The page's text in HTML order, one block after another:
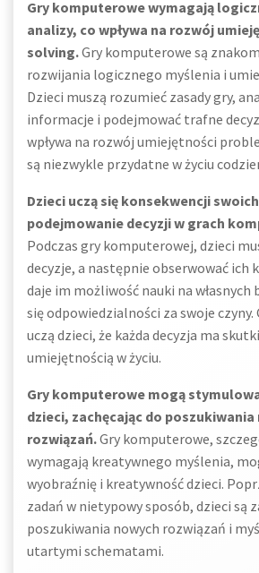
Gry komputerowe wymagają
analizy, co wpływa na rozwój
solving.Gry komputerowe są
rozwijania logicznego myślenia i
Dzieci muszą rozumieć zasady gry,
informacje i podejmować trafne
wpływa na rozwój umiejętności
są niezwykle przydatne w życiu
Dzieci uczą się konsekwencji
podejmowanie decyzji w grach
Podczas gry komputerowej, dzieci
decyzje, a następnie obserwować ich
daje im możliwość nauki na własnych
się odpowiedzialności za swoje
uczą dzieci, że każda decyzja ma
umiejętnością w życiu.
Gry komputerowe mogą
dzieci, zachęcając do poszukiwania
rozwiązań.Gry komputerowe,
wymagają kreatywnego myślenia,
wyobraźnię i kreatywność dzieci.
zadań w nietypowy sposób, dzieci są
poszukiwania nowych rozwiązań i
utartymi schematami.